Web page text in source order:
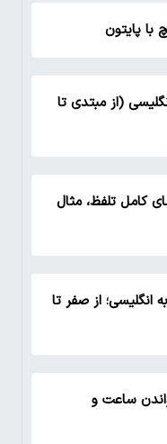
پایتون
(از مبتدی تا
کامل تلفظ، مثال
انگلیسی؛ از صفر تا
ساعت و